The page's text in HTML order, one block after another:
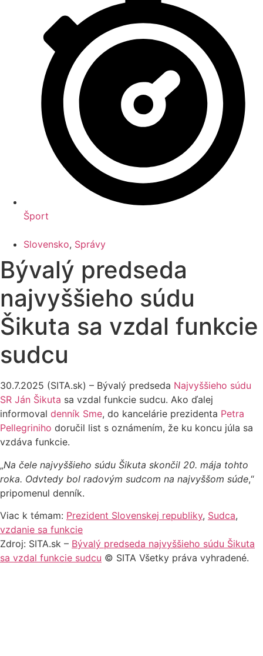
Šport
Slovensko, Správy
Bývalý predseda
najvyššieho súdu
Šikuta sa vzdal funkcie
sudcu
30.7.2025 (SITA.sk) – Bývalý predseda Najvyššieho súdu
SR Ján Šikuta sa vzdal funkcie sudcu. Ako ďalej
informoval denník Sme, do kancelárie prezidenta Petra
Pellegriniho doručil list s oznámením, že ku koncu júla sa
vzdáva funkcie.
„Na čele najvyššieho súdu Šikuta skončil 20. mája tohto
roka. Odvtedy bol radovým sudcom na najvyššom súde,“
pripomenul denník.
Viac k témam: Prezident Slovenskej republiky, Sudca,
vzdanie sa funkcie
Zdroj: SITA.sk – Bývalý predseda najvyššieho súdu Šikuta
sa vzdal funkcie sudcu © SITA Všetky práva vyhradené.